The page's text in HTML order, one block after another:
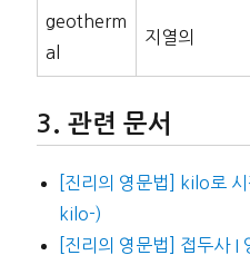
geotherm
al
지열의
관련 문서
[진리의 영문법] kilo로
kilo-)
[진리의 영문법] 접두사